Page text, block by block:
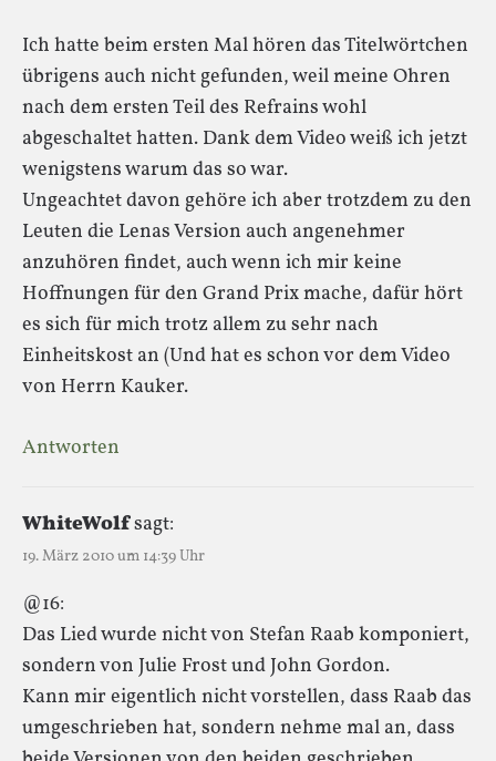
Ich hatte beim ersten Mal hören das Titelwörtchen
übrigens auch nicht gefunden, weil meine Ohren
nach dem ersten Teil des Refrains wohl
abgeschaltet hatten. Dank dem Video weiß ich jetzt
wenigstens warum das so war.
Ungeachtet davon gehöre ich aber trotzdem zu den
Leuten die Lenas Version auch angenehmer
anzuhören findet, auch wenn ich mir keine
Hoffnungen für den Grand Prix mache, dafür hört
es sich für mich trotz allem zu sehr nach
Einheitskost an (Und hat es schon vor dem Video
von Herrn Kauker.
Antworten
WhiteWolfsagt:
19. März 2010 um 14:39 Uhr
@16:
Das Lied wurde nicht von Stefan Raab komponiert,
sondern von Julie Frost und John Gordon.
Kann mir eigentlich nicht vorstellen, dass Raab das
umgeschrieben hat, sondern nehme mal an, dass